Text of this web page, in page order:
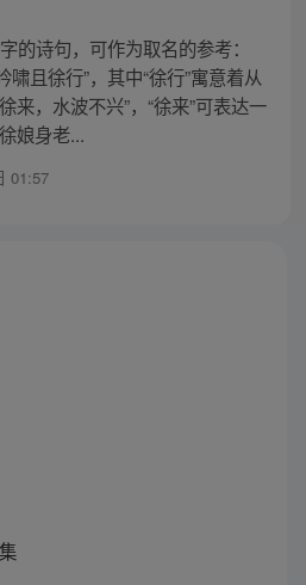
的诗句，可作为取名的参考：
且徐行”，其中“徐行”寓意着从
来，水波不兴”，“徐来”可表达一
娘身老...
01:57